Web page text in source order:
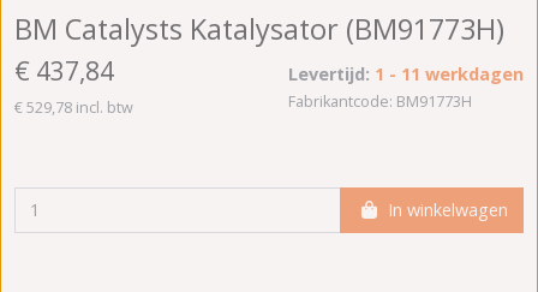
BM Catalysts Katalysator (BM91773H)
€ 437,84
€ 529,78 incl. btw
Levertijd: 1 - 11 werkdagen
Fabrikantcode: BM91773H
In winkelwagen